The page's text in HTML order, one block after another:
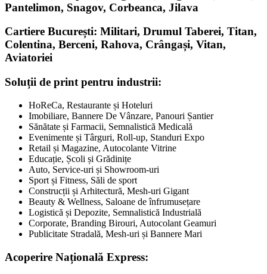
Pantelimon, Snagov, Corbeanca, Jilava
Cartiere București: Militari, Drumul Taberei, Titan,
Colentina, Berceni, Rahova, Crângași, Vitan,
Aviatoriei
Soluții de print pentru industrii:
HoReCa, Restaurante și Hoteluri
Imobiliare, Bannere De Vânzare, Panouri Șantier
Sănătate și Farmacii, Semnalistică Medicală
Evenimente și Târguri, Roll-up, Standuri Expo
Retail și Magazine, Autocolante Vitrine
Educație, Școli și Grădinițe
Auto, Service-uri și Showroom-uri
Sport și Fitness, Săli de sport
Construcții și Arhitectură, Mesh-uri Gigant
Beauty & Wellness, Saloane de înfrumusețare
Logistică și Depozite, Semnalistică Industrială
Corporate, Branding Birouri, Autocolant Geamuri
Publicitate Stradală, Mesh-uri și Bannere Mari
Acoperire Națională Express: